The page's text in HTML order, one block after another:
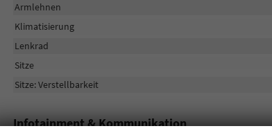
Armlehnen
Klimatisierung
Lenkrad
Sitze
Sitze: Verstellbarkeit
Infotainment & Kommunikation